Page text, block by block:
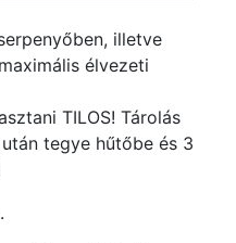
illetve
élvezeti
TILOS! Tárolás
tegye hűtőbe és 3